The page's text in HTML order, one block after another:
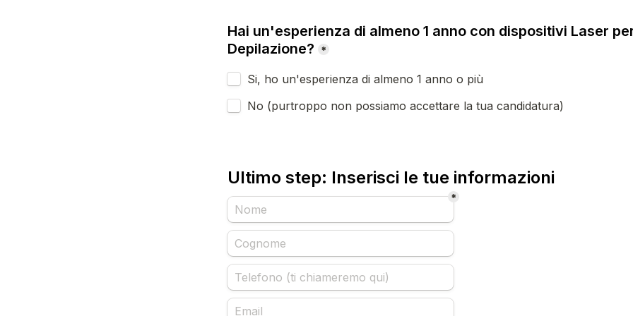
Hai un'esperienza di almeno 1 anno con dispositivi Laser
Depilazione?
*
Si, ho un'esperienza di almeno 1 anno o più
No (purtroppo non possiamo accettare la tua candidatura)
Ultimo step: Inserisci le tue informazioni
*